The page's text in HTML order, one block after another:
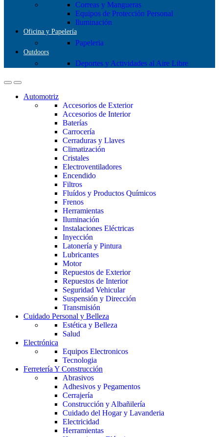
Correas y Mangueras
Equipos de Protección Personal
Iluminación
Oficina y Papelería
Papeleria
Outdoors
Deportes y Actividades al Aire Libre
Automotriz
Accesorios de Exterior
Accesorios de Interior
Baterías
Carrocería
Cerraduras y Llaves
Climatización
Cristales
Electroventiladores
Encendido
Filtros
Fluídos y Productos Químicos
Frenos
Herramientas
Iluminación
Instalaciones Eléctricas
Inyección
Latonería y Pintura
Lubricantes
Motor
Repuestos de Exterior
Repuestos de Interior
Seguridad Vehicular
Suspensión y Dirección
Transmisión
Cuidado Personal y Belleza
Estética y Belleza
Salud
Electrónica
Equipos Electronicos
Tecnologia
Ferretería Y Construcción
Abrasivos
Adhesivos y Pegamentos
Cerrajería
Construcción y Albañilería
Cuidado del Hogar y Lavanderia
Electricidad
Herramientas